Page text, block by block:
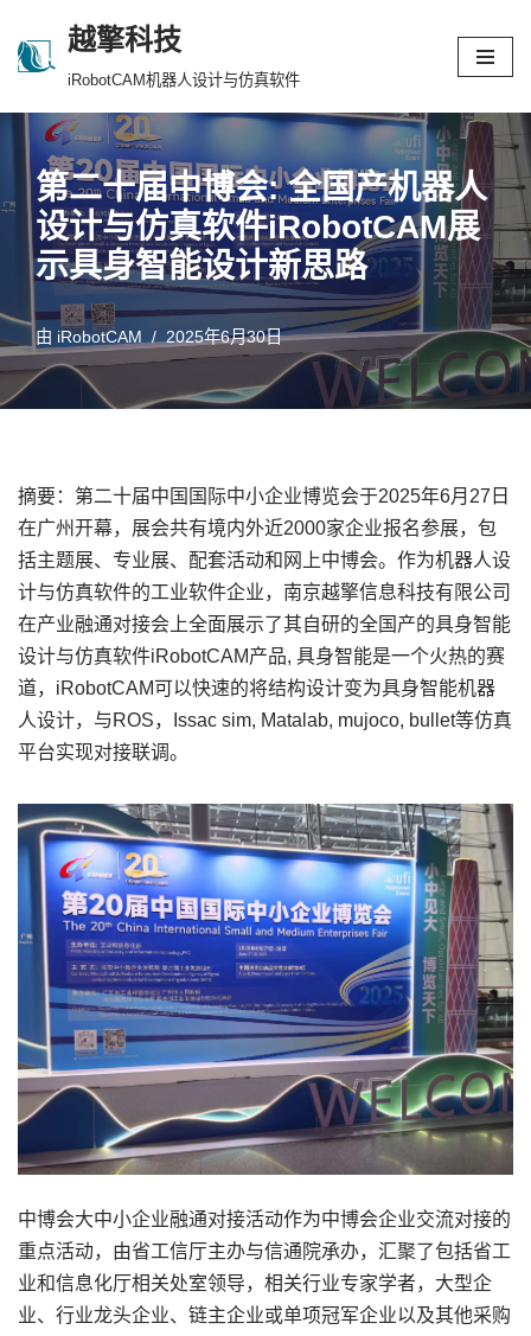
跳
正
越擎科技
iRobotCAM机器人设计与仿真软件
第二十届中博会: 全国产机器人
设计与仿真软件iRobotCAM展
示具身智能设计新思路
由 iRobotCAM 2025年6月30日
摘要：第二十届中国国际中小企业博览会于2025年6月27日
在广州开幕，展会共有境内外近2000家企业报名参展，包
括主题展、专业展、配套活动和网上中博会。作为机器人设
计与仿真软件的工业软件企业，南京越擎信息科技有限公司
在产业融通对接会上全面展示了其自研的全国产的具身智能
设计与仿真软件iRobotCAM产品, 具身智能是一个火热的赛
道，iRobotCAM可以快速的将结构设计变为具身智能机器
人设计，与ROS，Issac sim, Matalab, mujoco, bullet等仿真
平台实现对接联调。
中博会大中小企业融通对接活动作为中博会企业交流对接的
重点活动，由省工信厅主办与信通院承办，汇聚了包括省工
业和信息化厅相关处室领导，相关行业专家学者，大型企
业、行业龙头企业、链主企业或单项冠军企业以及其他采购